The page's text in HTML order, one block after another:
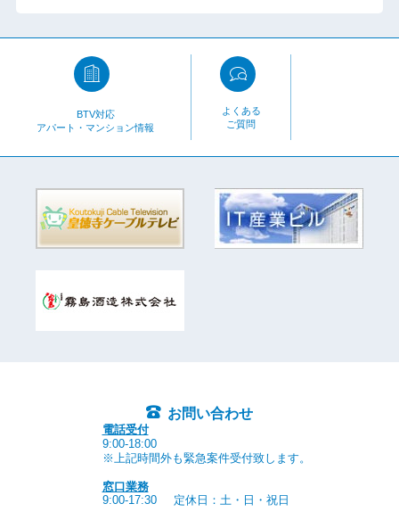
BTV対応
アパート・マンション情報
よくある
ご質問
お問い合わせ
電話受付
9:00-18:00
※上記時間外も緊急案件受付致します。
窓口業務
9:00-17:30
定休日：土・日・祝日